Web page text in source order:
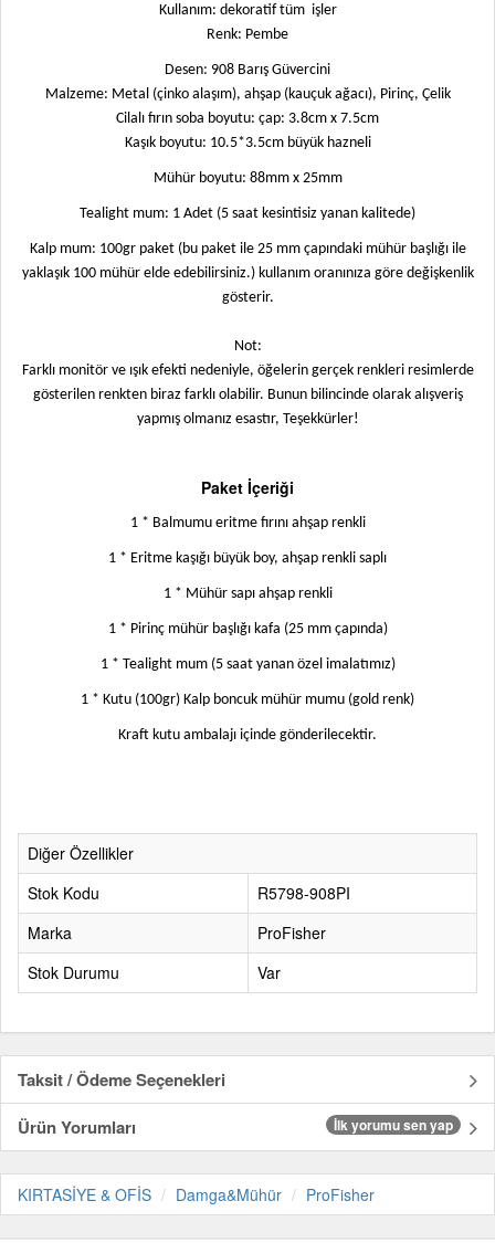
Kullanım: dekoratif tüm işler
Renk: Pembe
Desen: 908 Barış Güvercini
Malzeme: Metal (çinko alaşım), ahşap (kauçuk ağacı), Pirinç, Çelik
Cilalı fırın soba boyutu: çap: 3.8cm x 7.5cm
Kaşık boyutu: 10.5*3.5cm büyük hazneli
Mühür boyutu: 88mm x 25mm
Tealight mum: 1 Adet (5 saat kesintisiz yanan kalitede)
Kalp mum: 100gr paket (bu paket ile 25 mm çapındaki mühür başlığı ile
yaklaşık 100 mühür elde edebilirsiniz.) kullanım oranınıza göre değişkenlik
gösterir.
Not:
Farklı monitör ve ışık efekti nedeniyle, öğelerin gerçek renkleri resimlerde
gösterilen renkten biraz farklı olabilir. Bunun bilincinde olarak alışveriş
yapmış olmanız esastır, Teşekkürler!
Paket İçeriği
1 * Balmumu eritme fırını ahşap renkli
1 * Eritme kaşığı büyük boy, ahşap renkli saplı
1 * Mühür sapı ahşap renkli
1 * Pirinç mühür başlığı kafa (25 mm çapında)
1 * Tealight mum (5 saat yanan özel imalatımız)
1 * Kutu (100gr) Kalp boncuk mühür mumu (gold renk)
Kraft kutu ambalajı içinde gönderilecektir.
Diğer Özellikler
Stok Kodu
R5798-908PI
Marka
ProFisher
Stok Durumu
Var
Taksit / Ödeme Seçenekleri
Ürün Yorumları
İlk yorumu sen yap
KIRTASİYE & OFİS Damga&Mühür ProFisher